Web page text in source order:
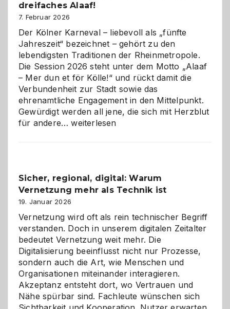
dreifaches Alaaf!
7. Februar 2026
Der Kölner Karneval – liebevoll als „fünfte
Jahreszeit“ bezeichnet – gehört zu den
lebendigsten Traditionen der Rheinmetropole.
Die Session 2026 steht unter dem Motto „Alaaf
– Mer dun et för Kölle!“ und rückt damit die
Verbundenheit zur Stadt sowie das
ehrenamtliche Engagement in den Mittelpunkt.
Gewürdigt werden all jene, die sich mit Herzblut
für andere…Kölner
ein
dreifaches
Alaaf!
weiterlesen
Sicher, regional, digital: Warum
Vernetzung mehr als Technik ist
19. Januar 2026
Vernetzung wird oft als rein technischer Begriff
verstanden. Doch in unserem digitalen Zeitalter
bedeutet Vernetzung weit mehr. Die
Digitalisierung beeinflusst nicht nur Prozesse,
sondern auch die Art, wie Menschen und
Organisationen miteinander interagieren.
Akzeptanz entsteht dort, wo Vertrauen und
Nähe spürbar sind. Fachleute wünschen sich